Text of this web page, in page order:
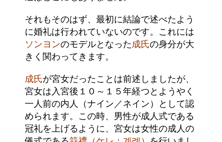
それもそのはず、最初に結論で述べたよう
に婚礼は行われていないのです。これには
ソンヨンのモデルとなった成氏の身分が大
きく関わってきます。
成氏が宮女だったことは前述しましたが、
宮女は入宮後１０～１５年経つとようやく
一人前の内人（ナイン／ネイン）として認
められます。この時、男性が成人式である
冠礼を上げるように、宮女は女性の成人の